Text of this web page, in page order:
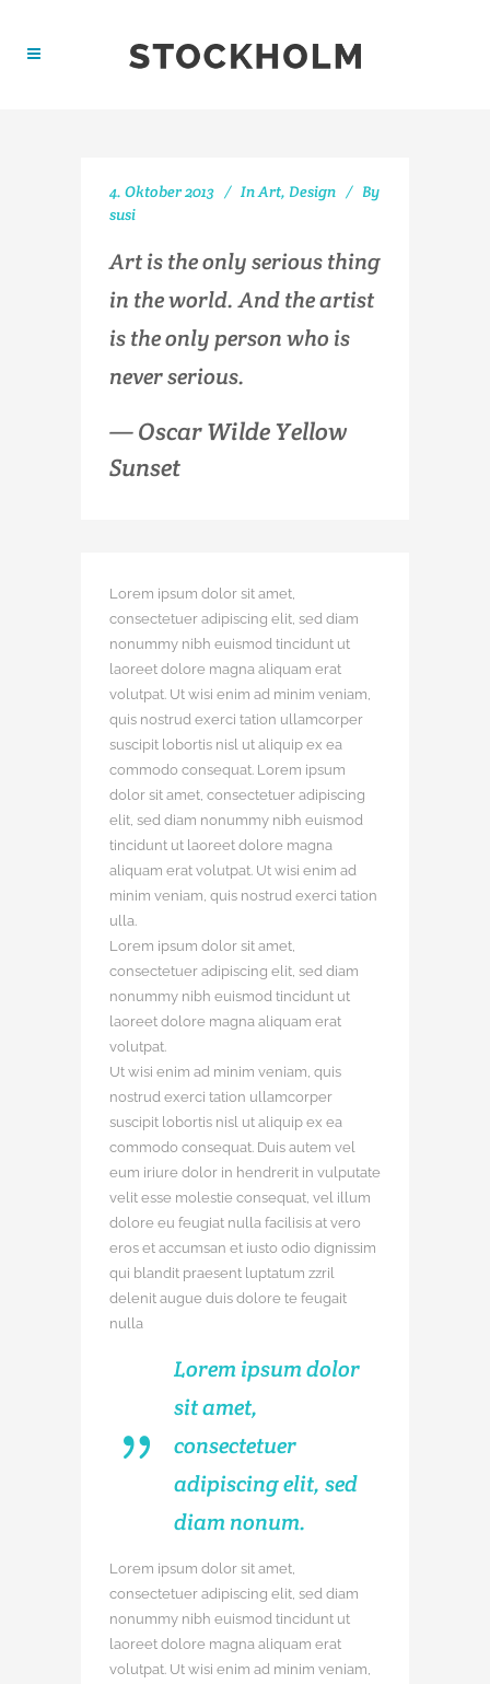
4. Oktober 2013 InArt, Design
By
susi
Art is the only serious thing
in the world. And the artist
is the only person who is
never serious.
— Oscar Wilde Yellow
Sunset
Lorem ipsum dolor sit amet,
consectetuer adipiscing elit, sed diam
nonummy nibh euismod tincidunt ut
laoreet dolore magna aliquam erat
volutpat. Ut wisi enim ad minim veniam,
quis nostrud exerci tation ullamcorper
suscipit lobortis nisl ut aliquip ex ea
commodo consequat. Lorem ipsum
dolor sit amet, consectetuer adipiscing
elit, sed diam nonummy nibh euismod
tincidunt ut laoreet dolore magna
aliquam erat volutpat. Ut wisi enim ad
minim veniam, quis nostrud exerci tation
ulla.
Lorem ipsum dolor sit amet,
consectetuer adipiscing elit, sed diam
nonummy nibh euismod tincidunt ut
laoreet dolore magna aliquam erat
volutpat.
Ut wisi enim ad minim veniam, quis
nostrud exerci tation ullamcorper
suscipit lobortis nisl ut aliquip ex ea
commodo consequat. Duis autem vel
eum iriure dolor in hendrerit in vulputate
velit esse molestie consequat, vel illum
dolore eu feugiat nulla facilisis at vero
eros et accumsan et iusto odio dignissim
qui blandit praesent luptatum zzril
delenit augue duis dolore te feugait
nulla
Lorem ipsum dolor
sit amet,
consectetuer
adipiscing elit, sed
diam nonum.
Lorem ipsum dolor sit amet,
consectetuer adipiscing elit, sed diam
nonummy nibh euismod tincidunt ut
laoreet dolore magna aliquam erat
volutpat. Ut wisi enim ad minim veniam,